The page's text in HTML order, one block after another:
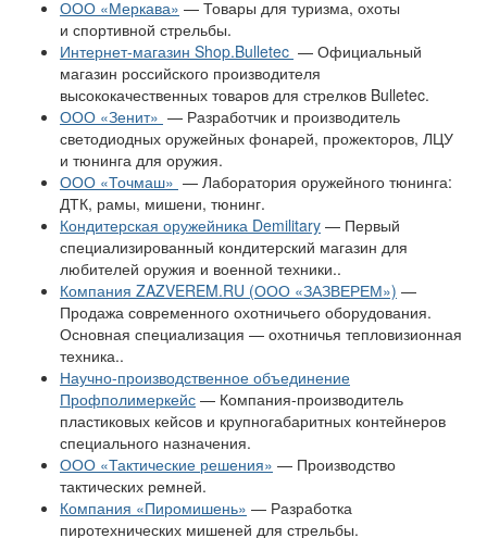
ООО «Меркава» — Товары для туризма, охоты
и спортивной стрельбы.
Интернет-магазин Shop.Bulletec — Официальный
магазин российского производителя
высококачественных товаров для стрелков Bulletec.
ООО «Зенит» — Разработчик и производитель
светодиодных оружейных фонарей, прожекторов, ЛЦУ
и тюнинга для оружия.
ООО «Точмаш» — Лаборатория оружейного тюнинга:
ДТК, рамы, мишени, тюнинг.
Кондитерская оружейника Demilitary — Первый
специализированный кондитерский магазин для
любителей оружия и военной техники..
Компания ZAZVEREM.RU (ООО «ЗАЗВЕРЕМ») —
Продажа современного охотничьего оборудования.
Основная специализация — охотничья тепловизионная
техника..
Научно-производственное объединение
Профполимеркейс — Компания-производитель
пластиковых кейсов и крупногабаритных контейнеров
специального назначения.
ООО «Тактические решения» — Производство
тактических ремней.
Компания «Пиромишень» — Разработка
пиротехнических мишеней для стрельбы.